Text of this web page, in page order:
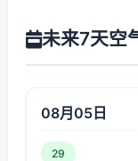
未来7天空
08月05日
29